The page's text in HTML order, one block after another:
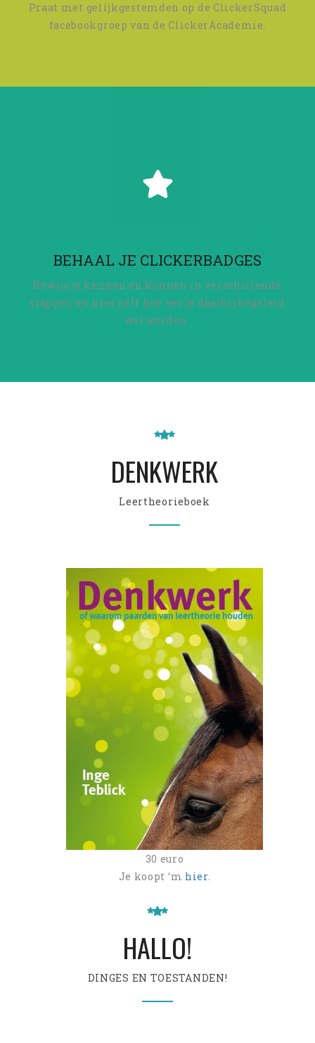
Praat met gelijkgestemden op de ClickerSquad
facebookgroep van de ClickerAcademie.
BEHAAL JE CLICKERBADGES
Bewijs je kennen en kunnen in verschillende
stappen en kies zelf hoe ver je daarbij begeleid
wil worden.
DENKWERK
Leertheorieboek
30 euro
Je koopt ‘m hier.
HALLO!
DINGES EN TOESTANDEN!